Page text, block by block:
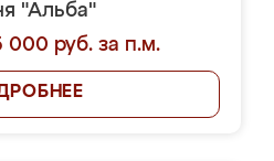
"Альба"
000 руб. за п.м.